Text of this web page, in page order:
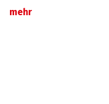
mehr